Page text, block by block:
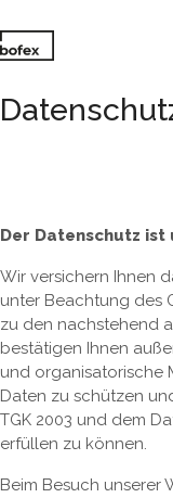
Der Datenschutz ist
Wir versichern Ihnen
unter Beachtung des
zu den nachstehend
bestätigen Ihnen
und organisatorische
Daten zu schützen
TGK 2003 und dem
erfüllen zu können.
Beim Besuch unserer